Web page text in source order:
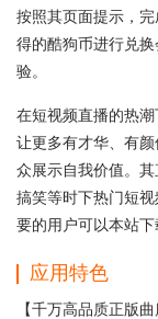
按照其页面提示，
得的酷狗币进行兑
验。
在短视频直播的热
让更多有才华、有
众展示自我价值。其
搞笑等时下热门短
要的用户可以本站下
应用特色
【千万高品质正版曲